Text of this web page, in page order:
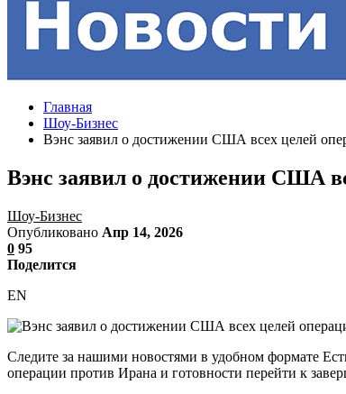
Главная
Шоу-Бизнес
Вэнс заявил о достижении США всех целей
Вэнс заявил о достижении США
Шоу-Бизнес
Опубликовано Апр 14, 2026
0 95
Поделится
EN
Следите за нашими новостями в удобном формате
операции против Ирана и готовности перейти к